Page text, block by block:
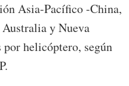
Asia-Pacífico -China,
y Nueva
helicóptero, según